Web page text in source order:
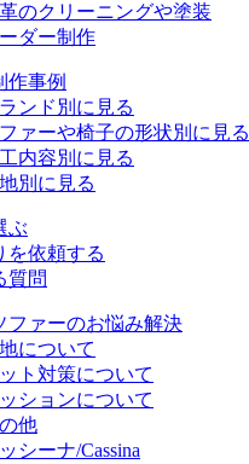
のクリーニングや塗装
ダー制作
作事例
ンド別に見る
ァーや椅子の形状別に見る
内容別に見る
別に見る
ぶ
を依頼する
質問
ファーのお悩み解決
について
ト対策について
ションについて
他
シーナ/Cassina